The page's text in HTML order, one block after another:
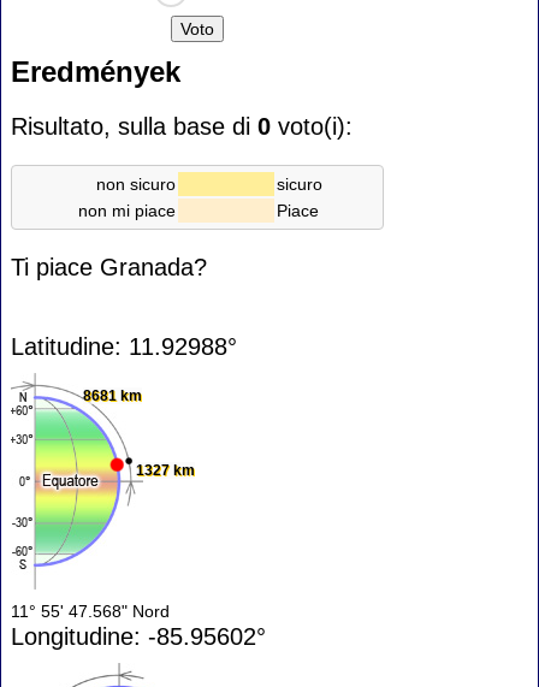
Eredmények
Risultato, sulla base di 0 voto(i):
non sicuro
sicuro
non mi piace
Piace
Ti piace Granada?
Latitudine: 11.92988°
8681 km
1327 km
11° 55' 47.568" Nord
Longitudine: -85.95602°